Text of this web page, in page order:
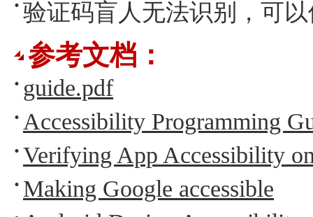
验证码盲人无法识别，可
参考文档：
guide.pdf
Accessibility Programming
Verifying App Accessibility
Making Google accessible